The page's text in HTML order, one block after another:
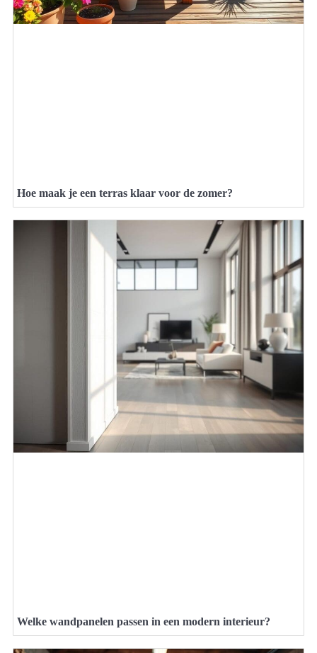
Hoe maak je een terras klaar voor de zomer?
Welke wandpanelen passen in een modern interieur?